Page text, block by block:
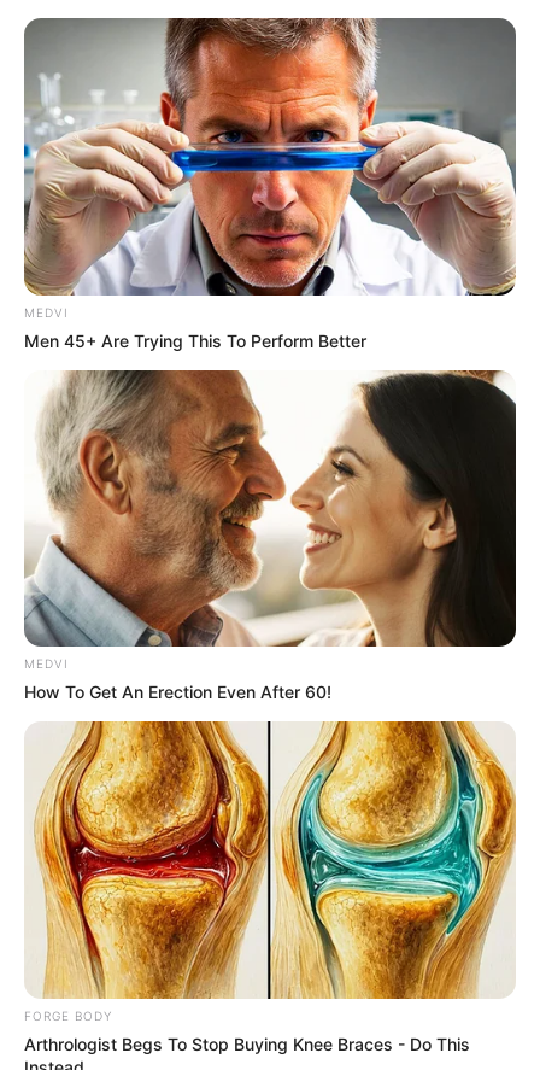
You'll Be Amazed By The Blue Lagoon Stars Today
BRAINBERRIES
When Fame Meets Fragility: 6 Celebrity Stories
You Won't Forget
BRAINBERRIES
The Most Surprising Things About FIFA World Cup
2026
BRAINBERRIES
Top 10 Pop Divas (She's Not Number 1)
BRAINBERRIES
MEDVI
Men 45+ Are Trying This To Perform Better
MEDVI
How To Get An Erection Even After 60!
FORGE BODY
Arthrologist Begs To Stop Buying Knee Braces - Do This